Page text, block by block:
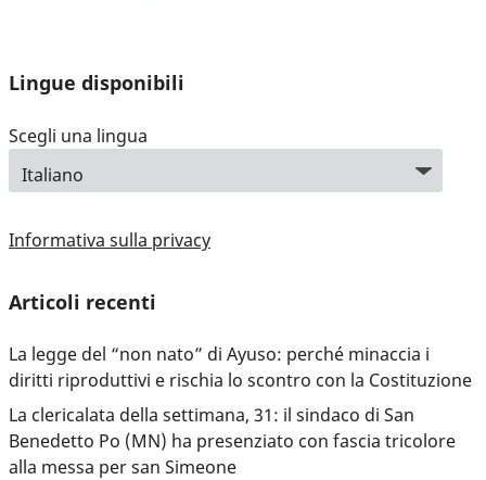
Lingue disponibili
Scegli una lingua
Informativa sulla privacy
Articoli recenti
La legge del “non nato” di Ayuso: perché minaccia i
diritti riproduttivi e rischia lo scontro con la Costituzione
La clericalata della settimana, 31: il sindaco di San
Benedetto Po (MN) ha presenziato con fascia tricolore
alla messa per san Simeone